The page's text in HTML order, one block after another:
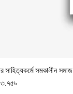
সাহিত্যকর্মে সমকালীন সমাজ
Price